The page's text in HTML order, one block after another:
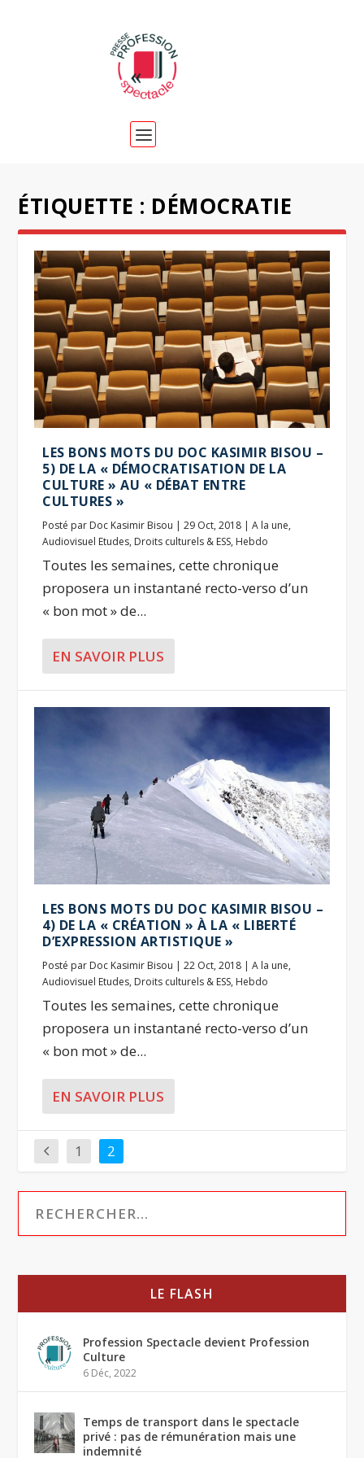
ÉTIQUETTE : DÉMOCRATIE
LES BONS MOTS DU DOC KASIMIR BISOU –
5) DE LA « DÉMOCRATISATION DE LA
CULTURE » AU « DÉBAT ENTRE
CULTURES »
Posté par Doc Kasimir Bisou |29 Oct, 2018 |A la une,
Audiovisuel Etudes, Droits culturels & ESS, Hebdo
Toutes les semaines, cette chronique
proposera un instantané recto-verso d’un
« bon mot » de...
EN SAVOIR PLUS
LES BONS MOTS DU DOC KASIMIR BISOU –
4) DE LA « CRÉATION » À LA « LIBERTÉ
D’EXPRESSION ARTISTIQUE »
Posté par Doc Kasimir Bisou |22 Oct, 2018 |A la une,
Audiovisuel Etudes, Droits culturels & ESS, Hebdo
Toutes les semaines, cette chronique
proposera un instantané recto-verso d’un
« bon mot » de...
EN SAVOIR PLUS
1 2
LE FLASH
Profession Spectacle devient Profession
Culture
6 Déc, 2022
Temps de transport dans le spectacle
privé : pas de rémunération mais une
indemnité